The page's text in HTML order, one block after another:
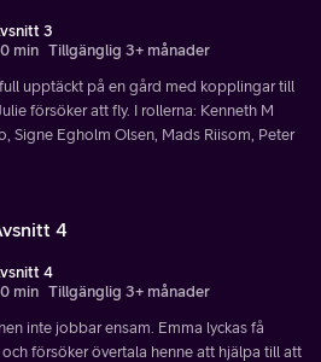
3
min Tillgänglig 3+ månader
upptäckt på en gård med kopplingar till
försöker att fly. I rollerna: Kenneth M
Signe Egholm Olsen, Mads Riisom, Peter
4
4
min Tillgänglig 3+ månader
inte jobbar ensam. Emma lyckas få
försöker övertala henne att hjälpa till att